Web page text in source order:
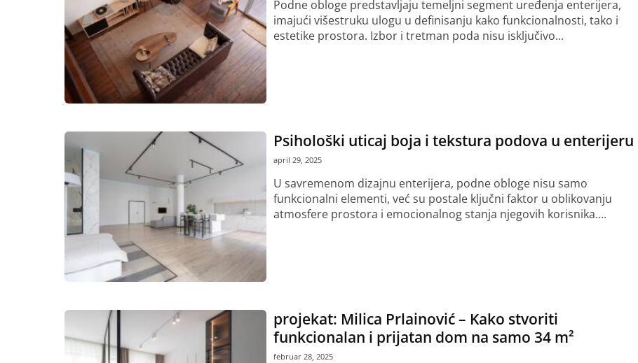
Podne obloge predstavljaju temeljni segment uređenja enterijera,
imajući višestruku ulogu u definisanju kako funkcionalnosti, tako i
estetike prostora. Izbor i tretman poda nisu isključivo...
Psihološki uticaj boja i tekstura podova u enterijeru
april 29, 2025
U savremenom dizajnu enterijera, podne obloge nisu samo
funkcionalni elementi, već su postale ključni faktor u oblikovanju
atmosfere prostora i emocionalnog stanja njegovih korisnika....
projekat: Milica Prlainović – Kako stvoriti
funkcionalan i prijatan dom na samo 34 m²
februar 28, 2025